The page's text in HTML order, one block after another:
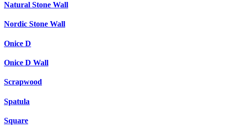
Natural Stone Wall
Nordic Stone Wall
Onice D
Onice D Wall
Scrapwood
Spatula
Square